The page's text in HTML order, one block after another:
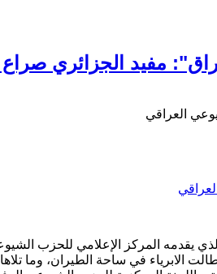
مفيد الجزائري صراع
العراقي
يقدمه المركز الإعلامي للحزب
طالت الابرياء في ساحة الطيران،